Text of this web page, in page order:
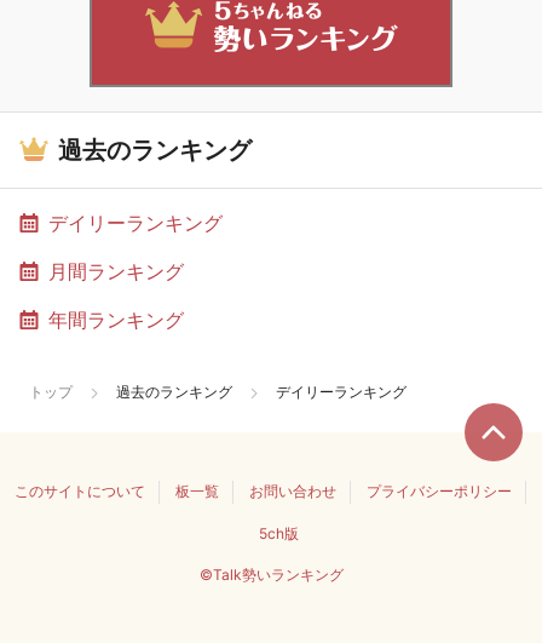
過去のランキング
デイリーランキング
月間ランキング
年間ランキング
トップ 過去のランキング デイリーランキング
このサイトについて 板一覧 お問い合わせ プライバシーポリシー
5ch版
©Talk勢いランキング